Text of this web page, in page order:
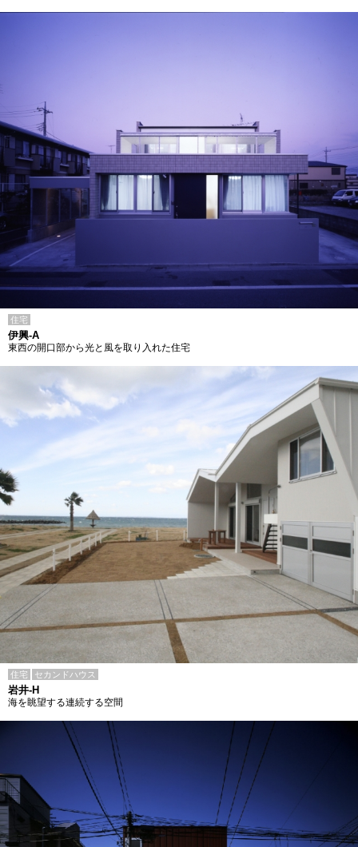
住宅
伊興-A
東西の開口部から光と風を取り入れた住宅
住宅 セカンドハウス
岩井-H
海を眺望する連続する空間